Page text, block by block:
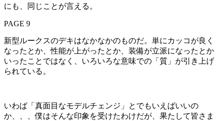
にも、同じことが言える。
PAGE 9
新型ルークスのデキはなかなかのものだ。単にカッコが良く
なったとか、性能が上がったとか、装備が立派になったとか
いったことではなく、いろいろな意味での「質」が引き上げ
られている。
いわば「真面目なモデルチェンジ」とでもいえばいいの
か、、、僕はそんな印象を受けたわけだが、果たして皆さま